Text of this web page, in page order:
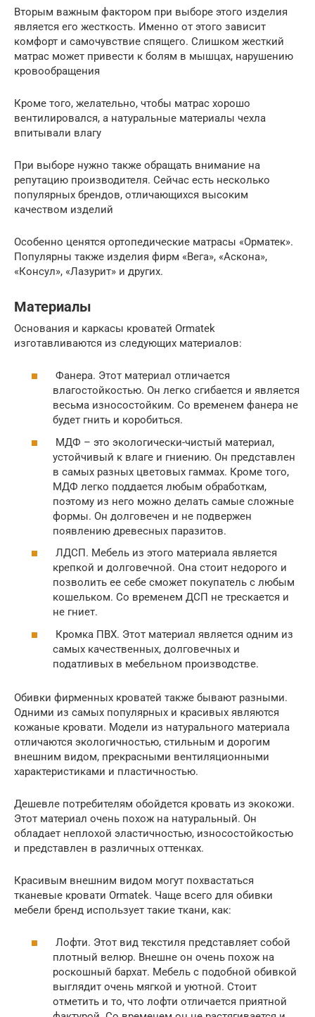
Вторым важным фактором при выборе этого изделия
является его жесткость. Именно от этого зависит
комфорт и самочувствие спящего. Слишком жесткий
матрас может привести к болям в мышцах, нарушению
кровообращения
Кроме того, желательно, чтобы матрас хорошо
вентилировался, а натуральные материалы чехла
впитывали влагу
При выборе нужно также обращать внимание на
репутацию производителя. Сейчас есть несколько
популярных брендов, отличающихся высоким
качеством изделий
Особенно ценятся ортопедические матрасы «Орматек».
Популярны также изделия фирм «Вега», «Аскона»,
«Консул», «Лазурит» и других.
Материалы
Основания и каркасы кроватей Ormatek
изготавливаются из следующих материалов:
Фанера. Этот материал отличается
влагостойкостью. Он легко сгибается и является
весьма износостойким. Со временем фанера не
будет гнить и коробиться.
МДФ – это экологически-чистый материал,
устойчивый к влаге и гниению. Он представлен
в самых разных цветовых гаммах. Кроме того,
МДФ легко поддается любым обработкам,
поэтому из него можно делать самые сложные
формы. Он долговечен и не подвержен
появлению древесных паразитов.
ЛДСП. Мебель из этого материала является
крепкой и долговечной. Она стоит недорого и
позволить ее себе сможет покупатель с любым
кошельком. Со временем ДСП не трескается и
не гниет.
Кромка ПВХ. Этот материал является одним из
самых качественных, долговечных и
податливых в мебельном производстве.
Обивки фирменных кроватей также бывают разными.
Одними из самых популярных и красивых являются
кожаные кровати. Модели из натурального материала
отличаются экологичностью, стильным и дорогим
внешним видом, прекрасными вентиляционными
характеристиками и пластичностью.
Дешевле потребителям обойдется кровать из экокожи.
Этот материал очень похож на натуральный. Он
обладает неплохой эластичностью, износостойкостью
и представлен в различных оттенках.
Красивым внешним видом могут похвастаться
тканевые кровати Ormatek. Чаще всего для обивки
мебели бренд использует такие ткани, как:
Лофти. Этот вид текстиля представляет собой
плотный велюр. Внешне он очень похож на
роскошный бархат. Мебель с подобной обивкой
выглядит очень мягкой и уютной. Стоит
отметить и то, что лофти отличается приятной